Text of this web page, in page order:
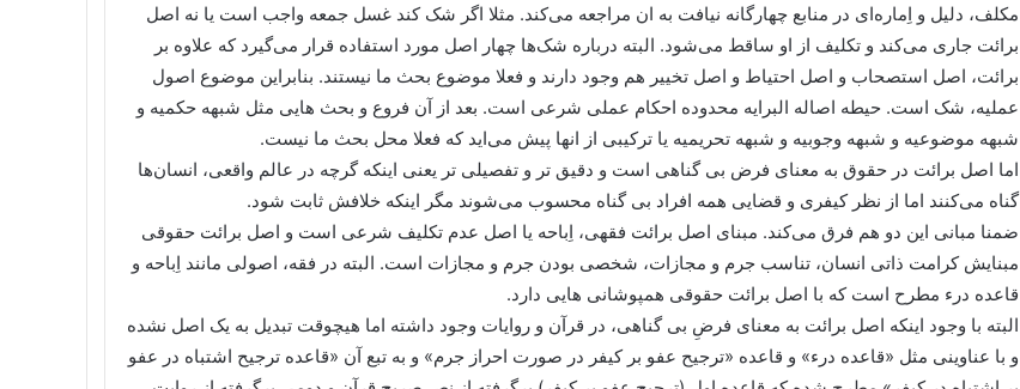
مکلف، دلیل و اِماره‌ای در منابع چهارگانه نیافت به ان مراجعه می‌کند. مثلا اگر شک کند غسل جمعه واجب است یا نه اصل
برائت جاری می‌کند و تکلیف از او ساقط می‌شود. البته درباره شک‌ها چهار اصل مورد استفاده قرار می‌گیرد که علاوه بر
برائت، اصل استصحاب و اصل احتیاط و اصل تخییر هم وجود دارند و فعلا موضوع بحث ما نیستند. بنابراین موضوع اصول
عملیه، شک است. حیطه اصاله البرایه محدوده احکام عملی شرعی است. بعد از آن فروع و بحث هایی مثل شبهه حکمیه و
شبهه موضوعیه و شبهه وجوبیه و شبهه تحریمیه یا ترکیبی از انها پیش می‌اید که فعلا محل بحث ما نیست.
اما اصل برائت در حقوق به معنای فرض بی گناهی است و دقیق تر و تفصیلی تر یعنی اینکه گرچه در عالم واقعی، انسان‌ها
گناه می‌کنند اما از نظر کیفری و قضایی همه افراد بی گناه محسوب می‌شوند مگر اینکه خلافش ثابت شود.
ضمنا مبانی این دو هم فرق می‌کند. مبنای اصل برائت فقهی، اِباحه یا اصل عدم تکلیف شرعی است و اصل برائت حقوقی
مبنایش کرامت ذاتی انسان، تناسب جرم و مجازات، شخصی بودن جرم و مجازات است. البته در فقه، اصولی مانند اِباحه و
قاعده درء مطرح است که با اصل برائت حقوقی همپوشانی هایی دارد.
البته با وجود اینکه اصل برائت به معنای فرضِ بی گناهی، در قرآن و روایات وجود داشته اما هیچوقت تبدیل به یک اصل نشده
و با عناوینی مثل «قاعده درء» و قاعده «ترجیح عفو بر کیفر در صورت احراز جرم» و به تبع آن «قاعده ترجیح اشتباه در عفو